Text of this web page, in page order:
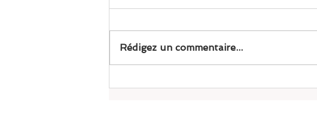
Pilates
Rédigez un commentaire...